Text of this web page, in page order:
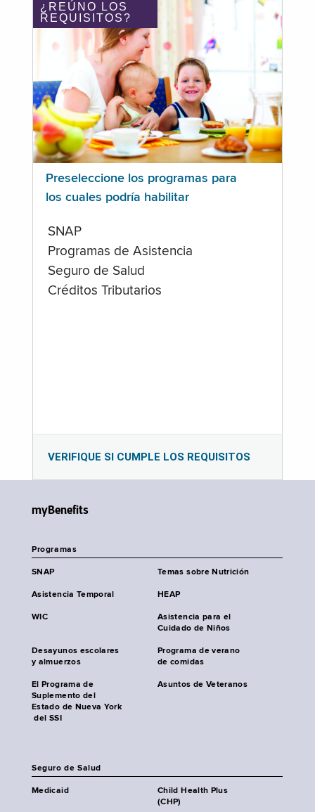
¿REÚNO LOS
REQUISITOS?
Preseleccione los programas para
los cuales podría habilitar
SNAP
Programas de Asistencia
Seguro de Salud
Créditos Tributarios
VERIFIQUE SI CUMPLE LOS REQUISITOS
myBenefits
Programas
SNAP Temas sobre Nutrición
Asistencia Temporal HEAP
WIC
Asistencia para el
Cuidado de Niños
Desayunos escolares
y almuerzos
Programa de verano
de comidas
El Programa de
Suplemento del
Estado de Nueva York
del SSI
Asuntos de Veteranos
Seguro de Salud
Medicaid
Child Health Plus
(CHP)